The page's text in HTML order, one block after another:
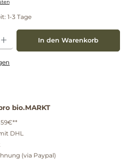
1-3 Tage
Wert ein oder benutze die Schaltflächen um
In den Warenkorb
bio.MARKT
DHL
(via Paypal)